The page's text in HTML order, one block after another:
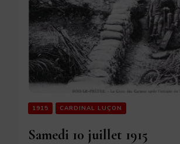
1915 CARDINAL LUÇON
Samedi 10 juillet 1915